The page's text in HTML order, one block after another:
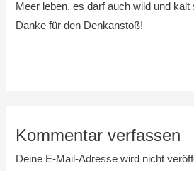
Meer leben, es darf auch wild und
Danke für den Denkanstoß!
Kommentar verfassen
Deine E-Mail-Adresse wird nicht